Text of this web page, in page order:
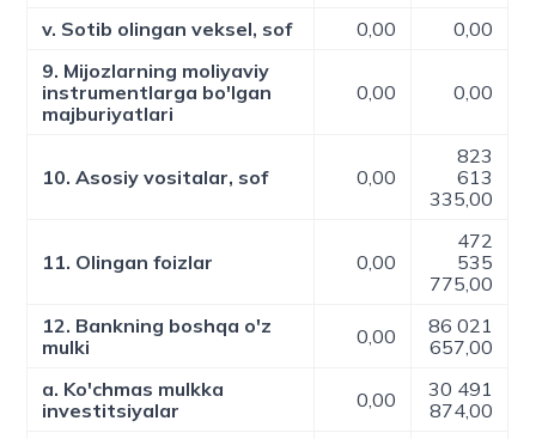
v. Sotib olingan veksel, sof 0,00
0,00
9. Mijozlarning moliyaviy
instrumentlarga bo'lgan
majburiyatlari
0,00 0,00
10. Asosiy vositalar, sof 0,00
823
613
335,00
11. Olingan foizlar 0,00
472
535
775,00
12. Bankning boshqa o'z
mulki
0,00
86 021
657,00
a. Ko'chmas mulkka
investitsiyalar
0,00
30 491
874,00